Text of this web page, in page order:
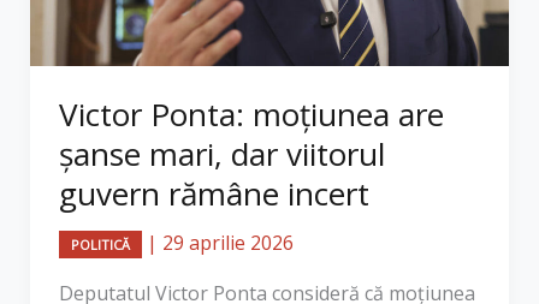
Victor Ponta: moțiunea are
șanse mari, dar viitorul
guvern rămâne incert
POLITICĂ | 29 aprilie 2026
Deputatul Victor Ponta consideră că moțiunea